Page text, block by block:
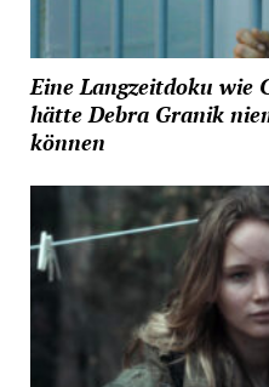
Eine Langzeitdoku wie
hätte Debra Granik
können